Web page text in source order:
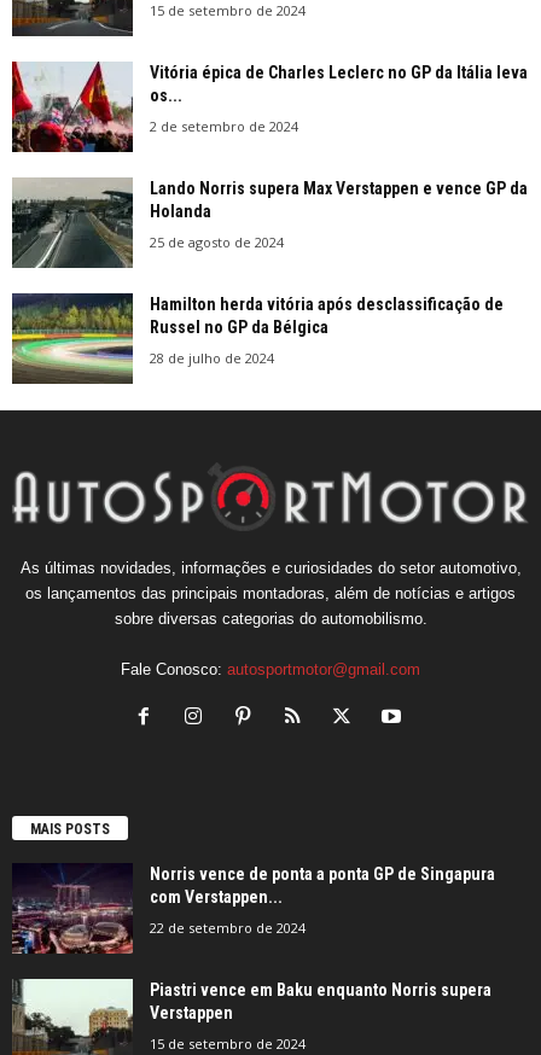
15 de setembro de 2024
Vitória épica de Charles Leclerc no GP da Itália leva
os...
2 de setembro de 2024
Lando Norris supera Max Verstappen e vence GP da
Holanda
25 de agosto de 2024
Hamilton herda vitória após desclassificação de
Russel no GP da Bélgica
28 de julho de 2024
As últimas novidades, informações e curiosidades do setor automotivo,
os lançamentos das principais montadoras, além de notícias e artigos
sobre diversas categorias do automobilismo.
Fale Conosco: autosportmotor@gmail.com
MAIS POSTS
Norris vence de ponta a ponta GP de Singapura
com Verstappen...
22 de setembro de 2024
Piastri vence em Baku enquanto Norris supera
Verstappen
15 de setembro de 2024